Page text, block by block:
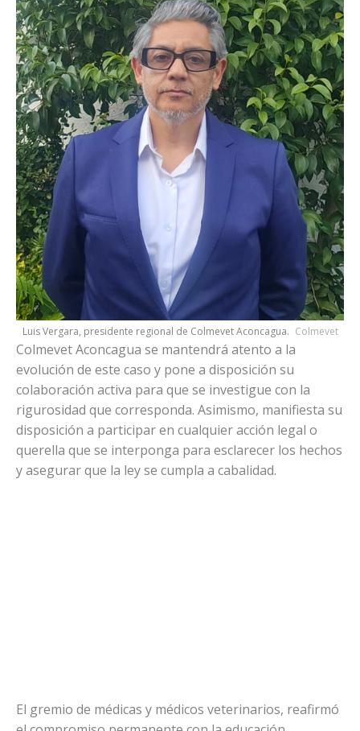
Luis Vergara, presidente regional de Colmevet Aconcagua. Colmevet
Colmevet Aconcagua se mantendrá atento a la
evolución de este caso y pone a disposición su
colaboración activa para que se investigue con la
rigurosidad que corresponda. Asimismo, manifiesta su
disposición a participar en cualquier acción legal o
querella que se interponga para esclarecer los hechos
y asegurar que la ley se cumpla a cabalidad.
El gremio de médicas y médicos veterinarios, reafirmó